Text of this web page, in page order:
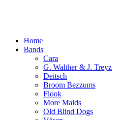
Home
Bands
Cara
G. Walther & J. Treyz
Deitsch
Broom Bezzums
Flook
More Maids
Old Blind Dogs